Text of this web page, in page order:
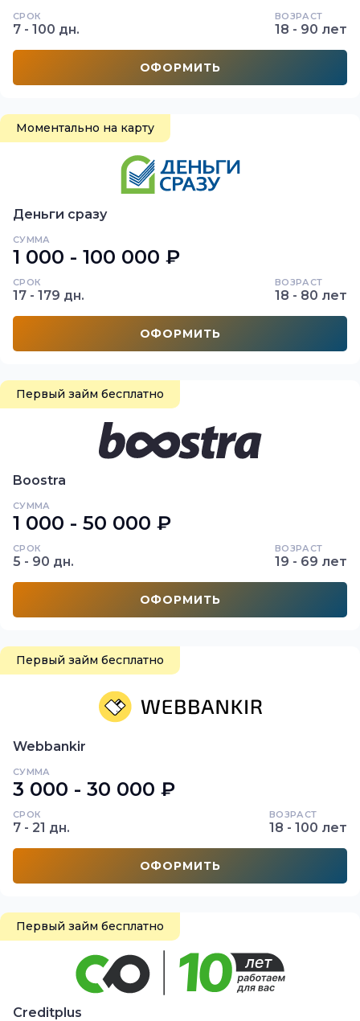
СРОК
7 - 100 дн.
ВОЗРАСТ
18 - 90 лет
ОФОРМИТЬ
Моментально на карту
Деньги сразу
СУММА
1 000 - 100 000 ₽
СРОК
17 - 179 дн.
ВОЗРАСТ
18 - 80 лет
ОФОРМИТЬ
Первый займ бесплатно
Boostra
СУММА
1 000 - 50 000 ₽
СРОК
5 - 90 дн.
ВОЗРАСТ
19 - 69 лет
ОФОРМИТЬ
Первый займ бесплатно
Webbankir
СУММА
3 000 - 30 000 ₽
СРОК
7 - 21 дн.
ВОЗРАСТ
18 - 100 лет
ОФОРМИТЬ
Первый займ бесплатно
Creditplus